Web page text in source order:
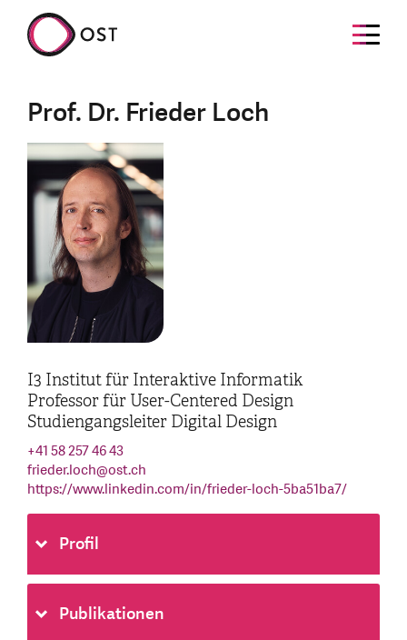
Prof. Dr. Frieder Loch
I3 Institut für Interaktive Informatik
Professor für User-Centered Design
Studiengangsleiter Digital Design
+41 58 257 46 43
frieder.loch@ost.ch
https://www.linkedin.com/in/frieder-loch-5ba51ba7/
Profil
Publikationen